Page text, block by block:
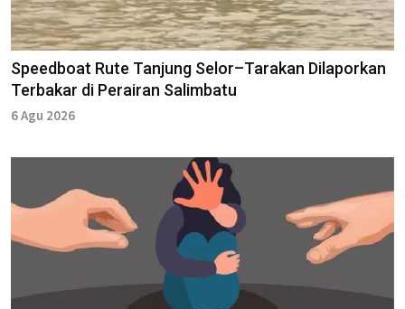
Speedboat Rute Tanjung Selor–Tarakan Dilaporkan
Terbakar di Perairan Salimbatu
6 Agu 2026